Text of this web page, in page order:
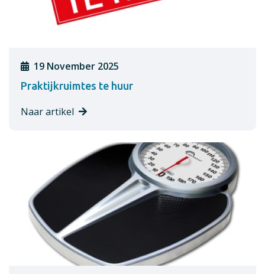
19 November 2025
Praktijkruimtes te huur
Naar artikel